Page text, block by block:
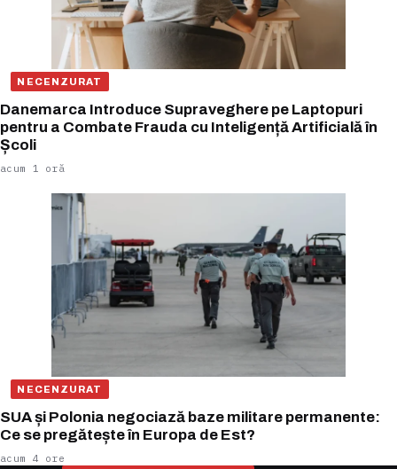
NECENZURAT
Danemarca Introduce Supraveghere pe Laptopuri
pentru a Combate Frauda cu Inteligență Artificială în
Școli
acum 1 oră
NECENZURAT
SUA și Polonia negociază baze militare permanente:
Ce se pregătește în Europa de Est?
acum 4 ore